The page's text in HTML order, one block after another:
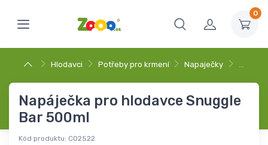
0
Hlodavci Potřeby pro krmení Napaječky …
Napáječka pro hlodavce Snuggle
Bar 500ml
Kód produktu: C02522